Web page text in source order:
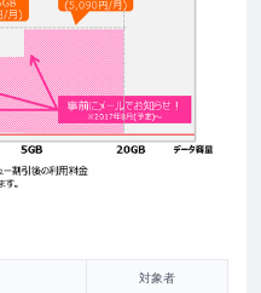
対象者